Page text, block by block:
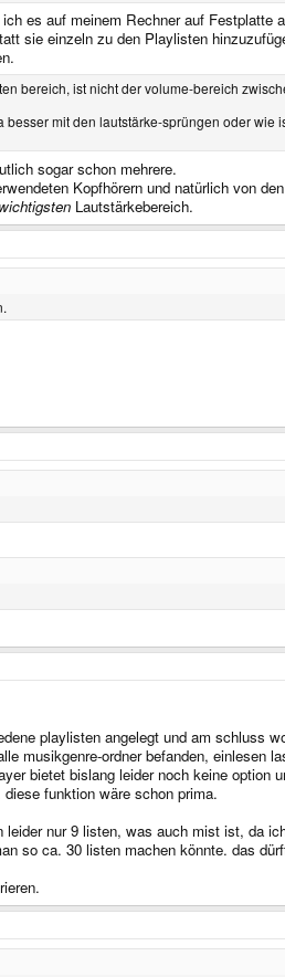
es auf meinem Rechner auf Festplatte
sie einzeln zu den Playlisten
bereich, ist nicht der volume-bereich
mit den lautstärke-sprüngen oder wie
sogar schon mehrere.
Kopfhörern und natürlich von
wichtigsten Lautstärkebereich.
playlisten angelegt und am schluss
musikgenre-ordner befanden, einlesen
bietet bislang leider noch keine
funktion wäre schon prima.
nur 9 listen, was auch mist ist, da
so ca. 30 listen machen könnte. das